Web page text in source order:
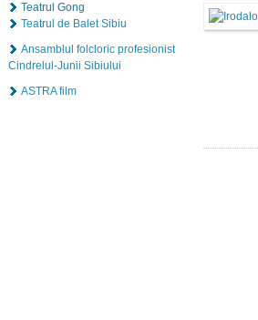
Teatrul Gong
Teatrul de Balet Sibiu
Ansamblul folcloric profesionist
Cindrelul-Junii Sibiului
ASTRA film